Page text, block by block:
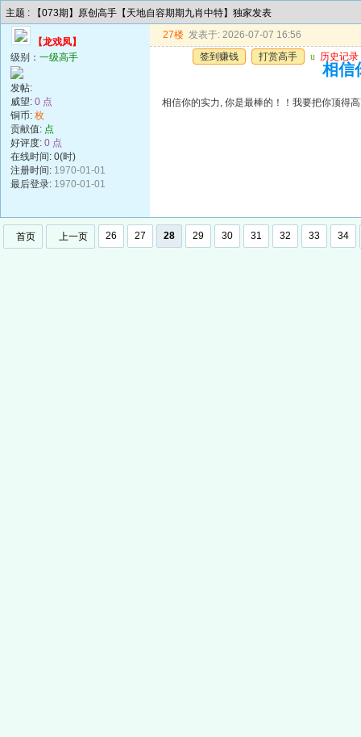
主题 : 【073期】原创高手【天地自容期期九肖中特】独家发表
【龙戏凤】
级别： 一级高手
发帖:
威望: 0 点
铜币: 枚
贡献值: 点
好评度: 0 点
在线时间: 0(时)
注册时间: 1970-01-01
最后登录: 1970-01-01
27楼 发表于: 2026-07-07 16:56
签到赚钱
打赏高手 u 历史记录
相信
相信你的实力, 你是最棒的！！我要把你顶得
首页 上一页 26 27 28 29 30 31 32 33 34